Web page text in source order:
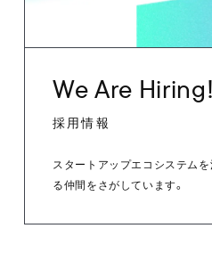
We Are Hiring!
採用情報
スタートアップエコシステムを
る仲間をさがしています。